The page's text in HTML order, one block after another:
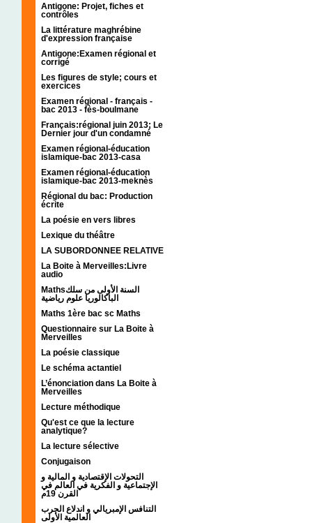
Antigone: Projet, fiches et
contrôles
La littérature maghrébine
d'expression française
Antigone:Examen régional et
corrigé
Les figures de style; cours et
exercices
Examen régional - français -
bac 2013 - fès-boulmane
Français:régional juin 2013; Le
Dernier jour d'un condamné
Examen régional-éducation
islamique-bac 2013-casa
Examen régional-éducation
islamique-bac 2013-meknès
Régional du bac: Production
écrite
La poésie en vers libres
Lexique du théâtre
LA SUBORDONNEE RELATIVE
La Boite à Merveilles:Livre
audio
Mathsالسنة الأولى من سلك
الباكالوريا علوم رياضية
Maths 1ère bac sc Maths
Questionnaire sur La Boite à
Merveilles
La poésie classique
Le schéma actantiel
L’énonciation dans La Boite à
Merveilles
Lecture méthodique
Qu'est ce que la lecture
analytique?
La lecture sélective
Conjugaison
التحولات الإقتصادية و المالية و
الإجتماعية و الفكرية في العالم في
القرن 19م
التنافس الإمبريالي و اندلاع الحرب
العالمية الأولى